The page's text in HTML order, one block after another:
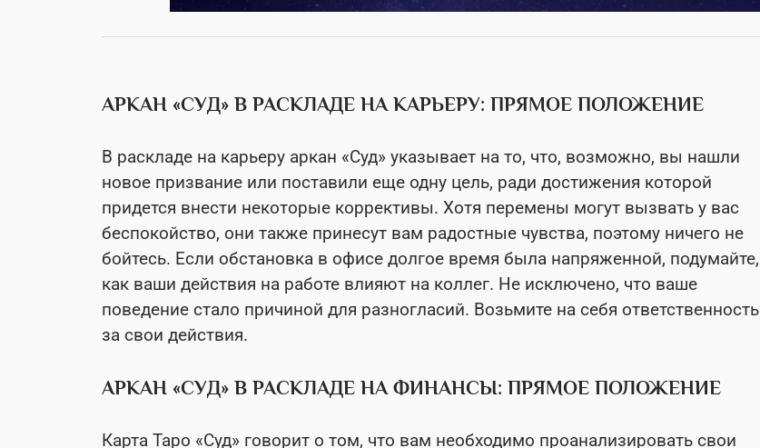
АРКАН «СУД» В РАСКЛАДЕ НА КАРЬЕРУ: ПРЯМОЕ ПОЛОЖЕНИЕ
В раскладе на карьеру аркан «Суд» указывает на то, что, возможно, вы нашли
новое призвание или поставили еще одну цель, ради достижения которой
придется внести некоторые коррективы. Хотя перемены могут вызвать у вас
беспокойство, они также принесут вам радостные чувства, поэтому ничего не
бойтесь. Если обстановка в офисе долгое время была напряженной, подумайте,
как ваши действия на работе влияют на коллег. Не исключено, что ваше
поведение стало причиной для разногласий. Возьмите на себя ответственность
за свои действия.
АРКАН «СУД» В РАСКЛАДЕ НА ФИНАНСЫ: ПРЯМОЕ ПОЛОЖЕНИЕ
Карта Таро «Суд» говорит о том, что вам необходимо проанализировать свои